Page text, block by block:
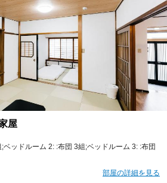
屋
ベッドルーム 2: :布団 3組;ベッドルーム 3: :布団
部屋の詳細を見る